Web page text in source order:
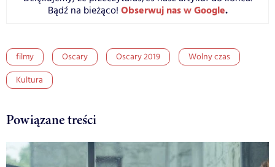
Bądź na bieżąco! Obserwuj nas w Google.
filmy Oscary Oscary 2019
Wolny czas
Kultura
Powiązane treści